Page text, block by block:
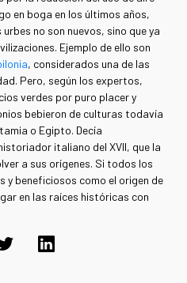
en boga en los últimos años,
no son nuevos, sino que ya
Ejemplo de ello son
, considerados una de las
Pero, según los expertos,
verdes por puro placer y
bebieron de culturas todavía
o Egipto. Decía
italiano del XVII, que la
a sus orígenes. Si todos los
y beneficiosos como el origen de
en las raíces históricas con